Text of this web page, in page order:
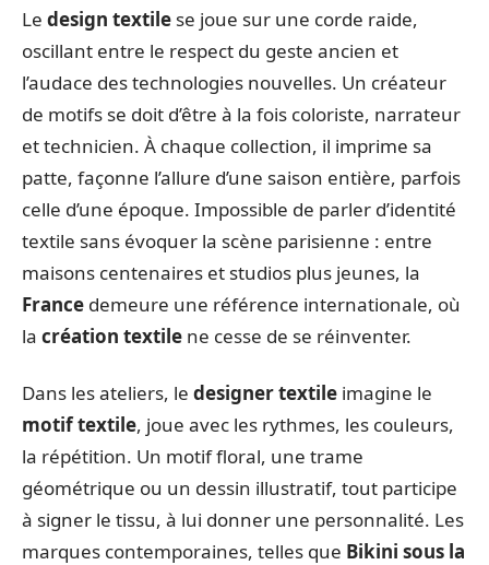
Le design textile se joue sur une corde raide,
oscillant entre le respect du geste ancien et
l’audace des technologies nouvelles. Un créateur
de motifs se doit d’être à la fois coloriste, narrateur
et technicien. À chaque collection, il imprime sa
patte, façonne l’allure d’une saison entière, parfois
celle d’une époque. Impossible de parler d’identité
textile sans évoquer la scène parisienne : entre
maisons centenaires et studios plus jeunes, la
France demeure une référence internationale, où
la création textile ne cesse de se réinventer.
Dans les ateliers, le designer textile imagine le
motif textile, joue avec les rythmes, les couleurs,
la répétition. Un motif floral, une trame
géométrique ou un dessin illustratif, tout participe
à signer le tissu, à lui donner une personnalité. Les
marques contemporaines, telles que Bikini sous la